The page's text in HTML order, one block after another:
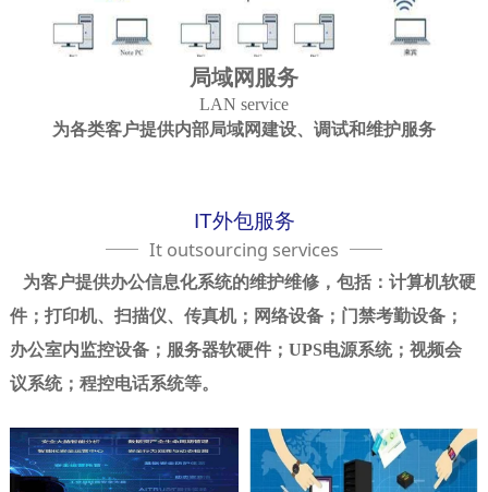
局域网服务
LAN service
为各类客户提供内部局域网建设、调试和维护服务
IT外包服务
It outsourcing services
为客户提供办公信息化系统的维护维修，包括：计算机软硬
件；打印机、扫描仪、传真机；网络设备；门禁考勤设备；
办公室内监控设备；服务器软硬件；UPS电源系统；视频会
议系统；程控电话系统等。